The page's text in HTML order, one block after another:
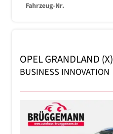
Fahrzeug-Nr.
OPEL GRANDLAND (X)
BUSINESS INNOVATION